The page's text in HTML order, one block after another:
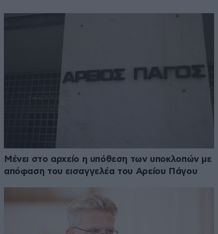
Μένει στο αρχείο η υπόθεση των υποκλοπών με
απόφαση του εισαγγελέα του Αρείου Πάγου